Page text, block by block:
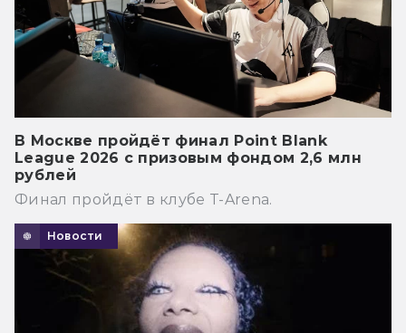
В Москве пройдёт финал Point Blank
League 2026 с призовым фондом 2,6 млн
рублей
Финал пройдёт в клубе T-Arena.
Новости